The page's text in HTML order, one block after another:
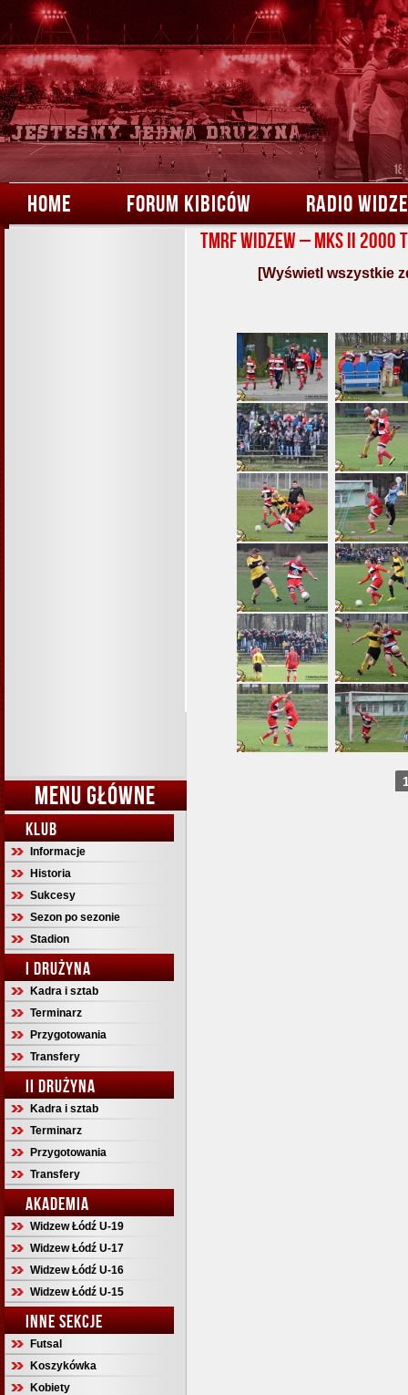
HOME FORUM KIBICÓW RADIO
MENU GŁÓWNE
KLUB
Informacje
Historia
Sukcesy
Sezon po sezonie
Stadion
I DRUŻYNA
Kadra i sztab
Terminarz
Przygotowania
Transfery
II DRUŻYNA
Kadra i sztab
Terminarz
Przygotowania
Transfery
AKADEMIA
Widzew Łódź U-19
Widzew Łódź U-17
Widzew Łódź U-16
Widzew Łódź U-15
INNE SEKCJE
Futsal
Koszykówka
Kobiety
TMRF Widzew – MKS II
[Wyświetl wszystkie